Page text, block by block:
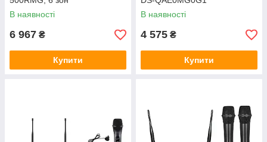
В наявності
6 967 ₴
Купити
В наявності
4 575 ₴
Купити